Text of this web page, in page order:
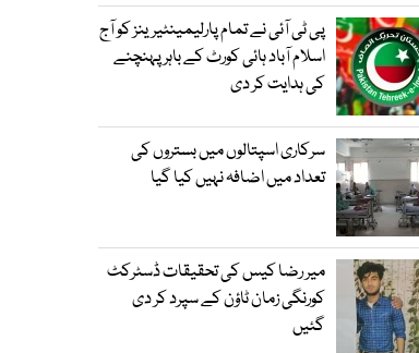
پی ٹی آئی نے تمام پارلیمینٹیرینز کو آج
اسلام آباد ہائی کورٹ کے باہر پہنچنے
کی ہدایت کر دی
سرکاری اسپتالوں میں بستروں کی
تعداد میں اضافہ نہیں کیا گیا
میر رضا کیس کی تحقیقات ڈسٹرکٹ
کورنگی زمان ٹاؤن کے سپرد کر دی
گئیں